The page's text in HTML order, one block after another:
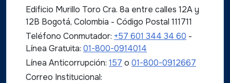
Edificio Murillo Toro Cra. 8a entre calles 12A y
12B Bogotá, Colombia - Código Postal 111711
Teléfono Conmutador: +57 601 344 34 60 -
Línea Gratuita: 01-800-0914014
Línea Anticorrupción: 157 o 01-800-0912667
Correo Institucional: